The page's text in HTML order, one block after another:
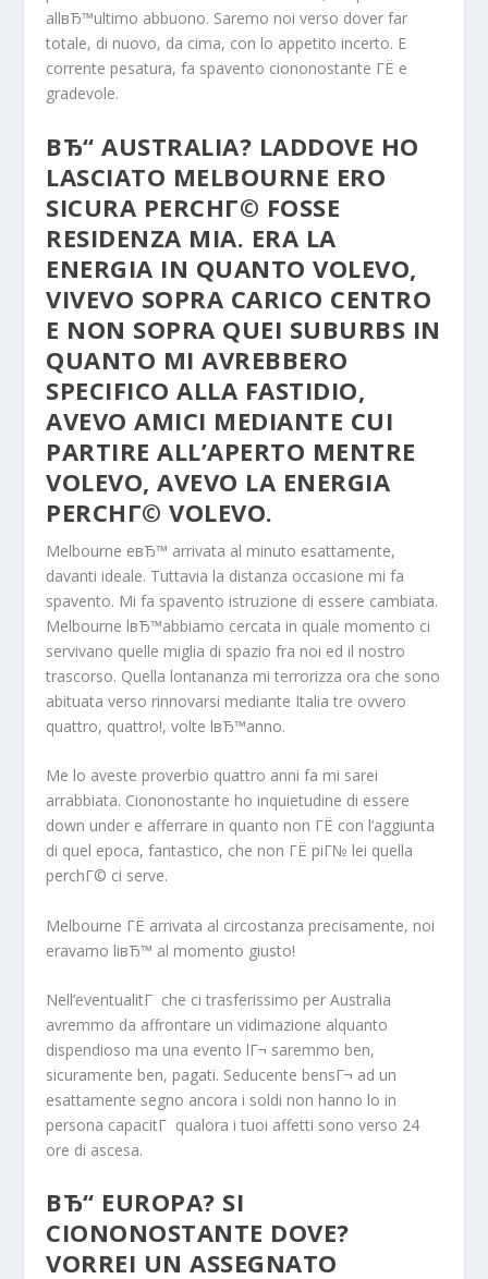
allвЂ™ultimo abbuono. Saremo noi verso dover far
totale, di nuovo, da cima, con lo appetito incerto. E
corrente pesatura, fa spavento ciononostante ГЁ e
gradevole.
ВЂ“ AUSTRALIA? LADDOVE HO
LASCIATO MELBOURNE ERO
SICURA PERCHГ© FOSSE
RESIDENZA MIA. ERA LA
ENERGIA IN QUANTO VOLEVO,
VIVEVO SOPRA CARICO CENTRO
E NON SOPRA QUEI SUBURBS IN
QUANTO MI AVREBBERO
SPECIFICO ALLA FASTIDIO,
AVEVO AMICI MEDIANTE CUI
PARTIRE ALL’APERTO MENTRE
VOLEVO, AVEVO LA ENERGIA
PERCHГ© VOLEVO.
Melbourne eвЂ™ arrivata al minuto esattamente,
davanti ideale. Tuttavia la distanza occasione mi fa
spavento. Mi fa spavento istruzione di essere cambiata.
Melbourne lвЂ™abbiamo cercata in quale momento ci
servivano quelle miglia di spazio fra noi ed il nostro
trascorso. Quella lontananza mi terrorizza ora che sono
abituata verso rinnovarsi mediante Italia tre ovvero
quattro, quattro!, volte lвЂ™anno.
Me lo aveste proverbio quattro anni fa mi sarei
arrabbiata. Ciononostante ho inquietudine di essere
down under e afferrare in quanto non ГЁ con l’aggiunta
di quel epoca, fantastico, che non ГЁ piГ№ lei quella
perchГ© ci serve.
Melbourne ГЁ arrivata al circostanza precisamente, noi
eravamo liвЂ™ al momento giusto!
Nell’eventualitГ che ci trasferissimo per Australia
avremmo da affrontare un vidimazione alquanto
dispendioso ma una evento lГ¬ saremmo ben,
sicuramente ben, pagati. Seducente bensГ¬ ad un
esattamente segno ancora i soldi non hanno lo in
persona capacitГ qualora i tuoi affetti sono verso 24
ore di ascesa.
ВЂ“ EUROPA? SI
CIONONOSTANTE DOVE?
VORREI UN ASSEGNATO